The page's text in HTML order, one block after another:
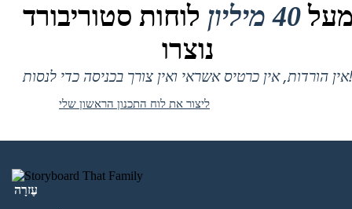
40 מיליון
לוחות סטוריבורד
נוצרו
אין הורדות, אין כרטיס אשראי ואין צורך בכניסה כדי לנסות!
ליצור את לוח התכנון הראשון שלי
עֶזרָה